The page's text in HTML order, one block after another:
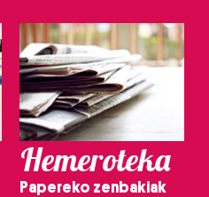
Hemeroteka
Papereko zenbakiak